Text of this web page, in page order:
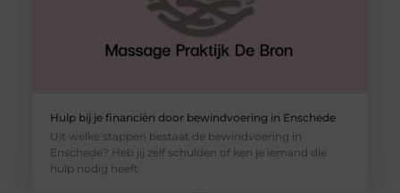
Hulp bij je financiën door bewindvoering in Enschede
Uit welke stappen bestaat de bewindvoering in
Enschede? Heb jij zelf schulden of ken je iemand die
hulp nodig heeft